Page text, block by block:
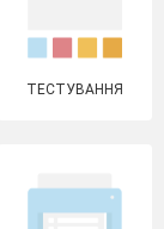
ТЕСТУВАННЯ